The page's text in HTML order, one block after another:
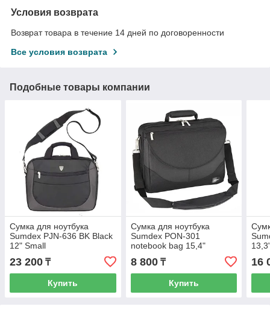
Условия возврата
Возврат товара в течение 14 дней по договоренности
Все условия возврата
Подобные товары компании
Сумка для ноутбука
Sumdex PJN-636 BK Black
12" Small
23 200 ₸
Купить
Сумка для ноутбука
Sumdex PON-301
notebook bag 15,4"
8 800₸
Купить
16